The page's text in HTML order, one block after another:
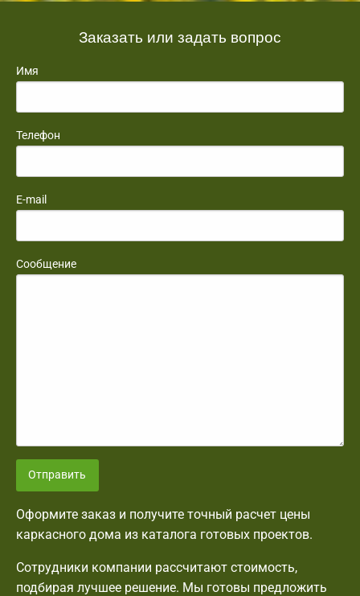
Заказать или задать вопрос
Имя
Телефон
E-mail
Сообщение
Отправить
Оформите заказ и получите точный расчет цены
каркасного дома из каталога готовых проектов.
Сотрудники компании рассчитают стоимость,
подбирая лучшее решение. Мы готовы предложить